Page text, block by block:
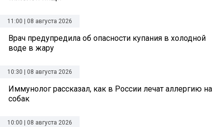
11:00 | 08 августа 2026
Врач предупредила об опасности купания в холодной
воде в жару
10:30 | 08 августа 2026
Иммунолог рассказал, как в России лечат аллергию на
собак
10:00 | 08 августа 2026